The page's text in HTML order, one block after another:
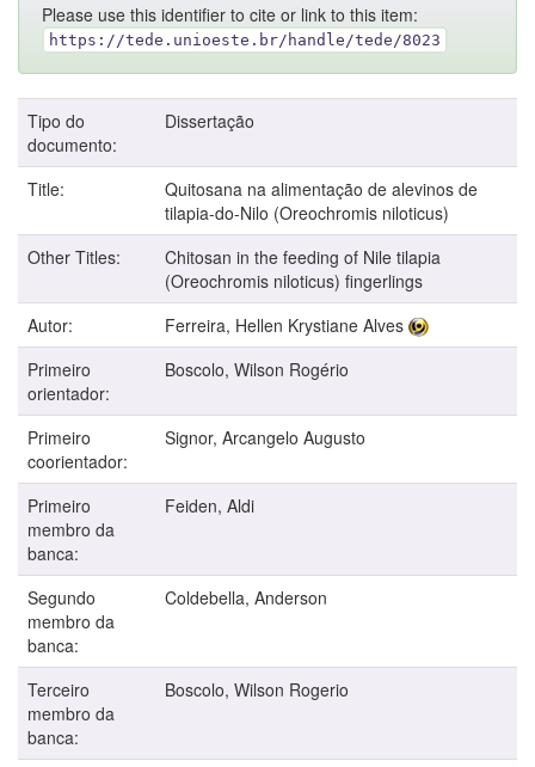
Please use this identifier to cite or link to this item:
https://tede.unioeste.br/handle/tede/8023
Tipo do
documento:
Dissertação
Title:
Quitosana na alimentação de alevinos de
tilapia-do-Nilo (Oreochromis niloticus)
Other Titles:
Chitosan in the feeding of Nile tilapia
(Oreochromis niloticus) fingerlings
Autor:
Ferreira, Hellen Krystiane Alves
Primeiro
orientador:
Boscolo, Wilson Rogério
Primeiro
coorientador:
Signor, Arcangelo Augusto
Primeiro
membro da
banca:
Feiden, Aldi
Segundo
membro da
banca:
Coldebella, Anderson
Terceiro
membro da
banca:
Boscolo, Wilson Rogerio